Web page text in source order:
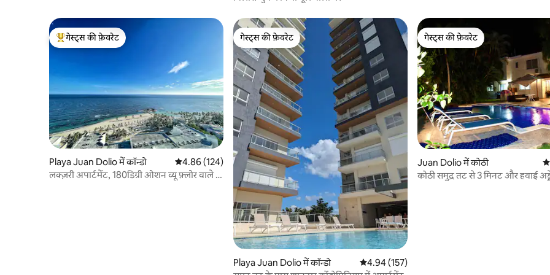
गेस्ट्स का टॉप फ़ेवरेट
गेस्ट्स की फ़ेवरेट
Playa Juan Dolio में कॉन्डो औसत रेटिंग 5 में से 4.86, 124 समीक्षाएँ
4.86 (124)
लक्ज़री अपार्टमेंट, 180डिग्री ओशन व्यू फ़्लोर वाले 4
गेस्ट्स की फ़ेवरेट
गेस्ट्स की फ़ेवरेट
Playa Juan Dolio में कॉन्डो औसत रेटिंग 5 में से 4.94, 157 समीक्षाएँ
4.94 (157)
गेस्ट्स की फ़ेवरेट
गेस्ट्स की फ़ेवरेट
Juan Dolio में कोठी
कोठी समुद्र तट से 3 मिनट और हवाई